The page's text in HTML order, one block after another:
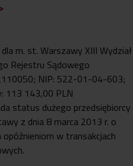
m. st. Warszawy XIII Wydział
Rejestru Sądowego
NIP: 522-01-04-603;
113 143,00 PLN
status dużego przedsiębiorcy
z dnia 8 marca 2013 r. o
opóźnieniom w transakcjach